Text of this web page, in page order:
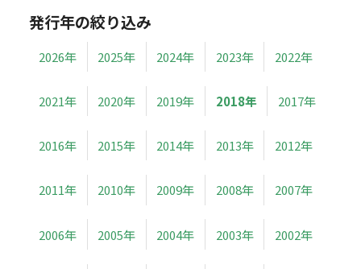
発行年の絞り込み
2026年 2025年 2024年 2023年 2022年
2021年 2020年 2019年 2018年 2017年
2016年 2015年 2014年 2013年 2012年
2011年 2010年 2009年 2008年 2007年
2006年 2005年 2004年 2003年 2002年